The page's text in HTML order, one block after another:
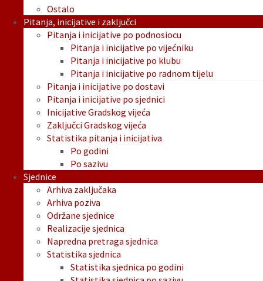
Ostalo
Pitanja, inicijative i zaključci
Pitanja i inicijative po podnosiocu
Pitanja i inicijative po vijećniku
Pitanja i inicijative po klubu
Pitanja i inicijative po radnom tijelu
Pitanja i inicijative po dostavi
Pitanja i inicijative po sjednici
Inicijative Gradskog vijeća
Zaključci Gradskog vijeća
Statistika pitanja i inicijativa
Po godini
Po sazivu
Sjednice
Arhiva zaključaka
Arhiva poziva
Održane sjednice
Realizacije sjednica
Napredna pretraga sjednica
Statistika sjednica
Statistika sjednica po godini